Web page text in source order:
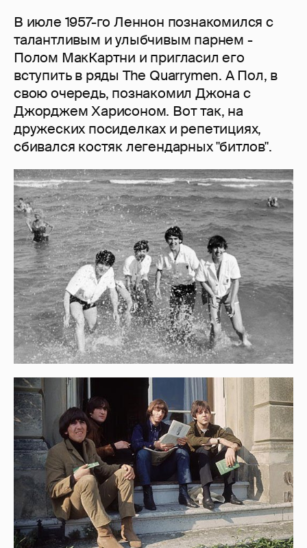
В июле 1957-го Леннон познакомился с
талантливым и улыбчивым парнем -
Полом МакКартни и пригласил его
вступить в ряды The Quarrymen. А Пол, в
свою очередь, познакомил Джона с
Джорджем Харисоном. Вот так, на
дружеских посиделках и репетициях,
сбивался костяк легендарных "битлов".